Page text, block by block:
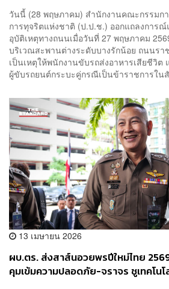
วันนี้ (28 พฤษภาคม) สำนักงานคณะกรรมก
การทุจริตแห่งชาติ (ป.ป.ช.) ออกแถลงการ
อุบัติเหตุทางถนนเมื่อวันที่ 27 พฤษภาคม
บริเวณสะพานต่างระดับบางรักน้อย ถนนร
เป็นเหตุให้พนักงานขับรถส่งอาหารเสียชีวิต
ผู้ขับรถยนต์กระบะคู่กรณีเป็นข้าราชการใน
13 เมษายน 2026
ผบ.ตร. ส่งสาส์นอวยพรปีใหม่ไทย
คุมเข้มความปลอดภัย-จราจร ชูเทคโน